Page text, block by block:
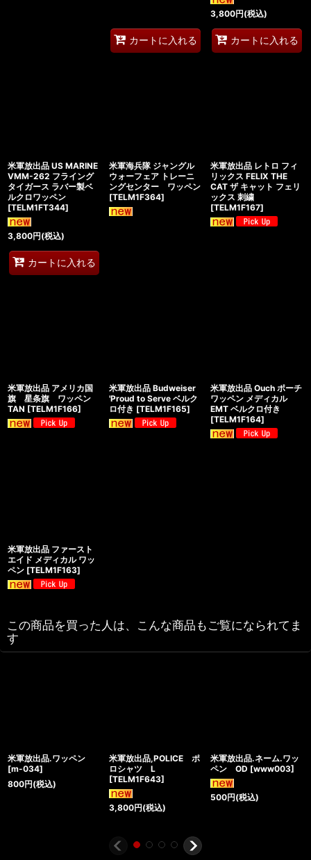
カートに入れる
3,800円(税込)
カートに入れる
米軍放出品 US MARINE
VMM-262 フライング
タイガース ラバー製ベ
ルクロワッペン
[TELM1FT344]
3,800円(税込)
カートに入れる
米軍海兵隊 ジャングル
ウォーフェア トレーニ
ングセンター ワッペン
[TELM1F364]
米軍放出品 レトロ フィ
リックス FELIX THE
CAT ザ キャット フェリ
ックス 刺繍
[TELM1F167]
米軍放出品 アメリカ国
旗 星条旗 ワッペン
TAN [TELM1F166]
米軍放出品 Budweiser
'Proud to Serve ベルク
ロ付き [TELM1F165]
米軍放出品 Ouch ポーチ
ワッペン メディカル
EMT ベルクロ付き
[TELM1F164]
米軍放出品 ファースト
エイド メディカル ワッ
ペン [TELM1F163]
この商品を買った人は、こんな商品もご覧になられてま
す
米軍放出品.ワッペン
[m-034]
800円(税込)
米軍放出品,POLICE ポ
ロシャツ L
[TELM1F643]
3,800円(税込)
米軍放出品.ネーム.ワッ
ペン OD [www003]
500円(税込)